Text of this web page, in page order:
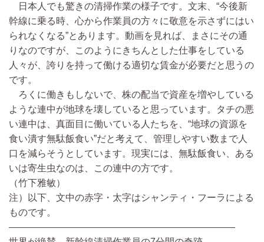
日本人でも驚きの清掃作業の様子です。文末、“今後新
幹線に乗る時、心から作業員の方々に敬意を示さずにはい
られなくなる”とあります。動画を見れば、まさにその通
りなのですが、このようにきちんとした仕事をしている
人々が、誇りを持って働ける適切な賃金が必要だと思うの
です。
ろくに働きもしないで、株の配当で資産を増やしている
ような連中が地球を壊していると思っています。タチの悪
い連中は、真面目に働いている人たちを、“地球の資源を
食い潰す無駄飯食い”だと考えて、管理しやすい数まで人
口を減らそうとしています。現実には、無駄飯食い、ある
いは寄生虫なのは、この連中の方です。
（竹下雅敏）
注）以下、文中の赤字・太字はシャンティ・フーラによる
ものです。
————————————————————————